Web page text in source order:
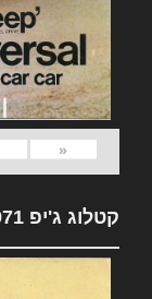
«
קטלוג ג'יפ 1971